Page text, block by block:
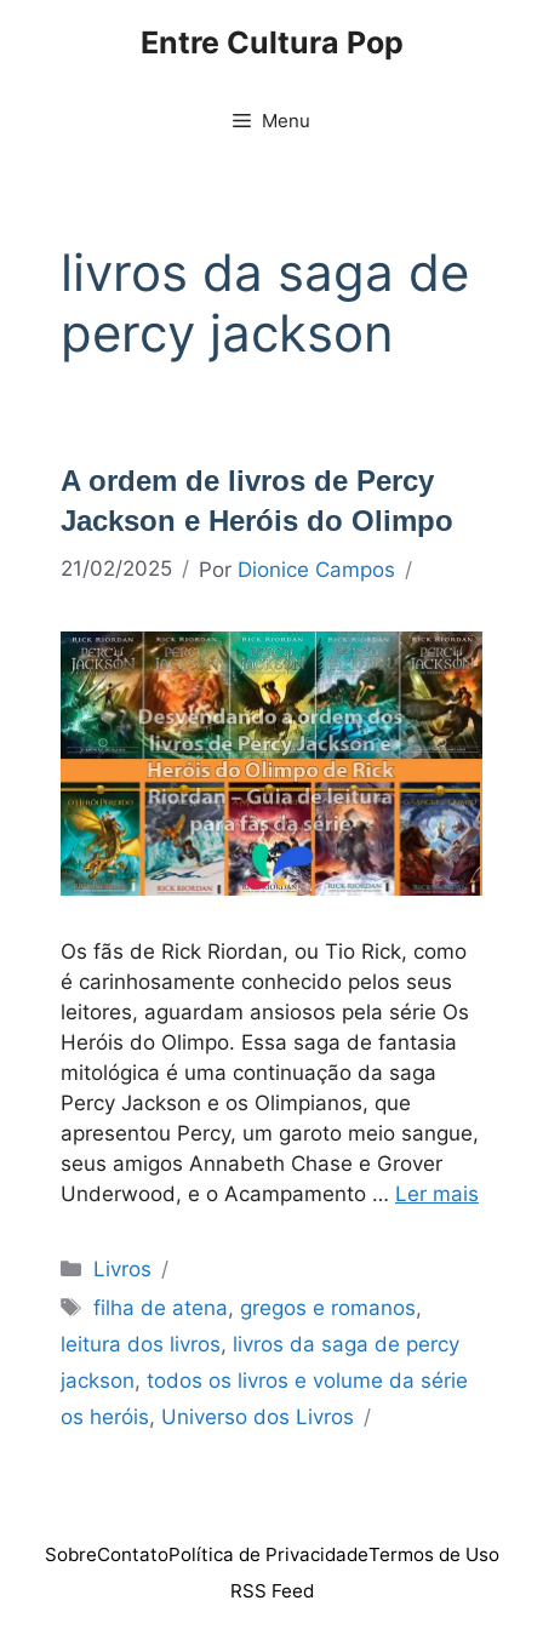
Entre Cultura Pop
Menu
livros da saga de
percy jackson
A ordem de livros de Percy
Jackson e Heróis do Olimpo
21/02/2025 Por Dionice Campos
Os fãs de Rick Riordan, ou Tio Rick, como
é carinhosamente conhecido pelos seus
leitores, aguardam ansiosos pela série Os
Heróis do Olimpo. Essa saga de fantasia
mitológica é uma continuação da saga
Percy Jackson e os Olimpianos, que
apresentou Percy, um garoto meio sangue,
seus amigos Annabeth Chase e Grover
Underwood, e o Acampamento … Ler mais
Categorias
Livros
Tags
filha de atena, gregos e romanos,
leitura dos livros, livros da saga de percy
jackson, todos os livros e volume da série
os heróis, Universo dos Livros
SobreContatoPolítica de PrivacidadeTermos de Uso
RSS Feed